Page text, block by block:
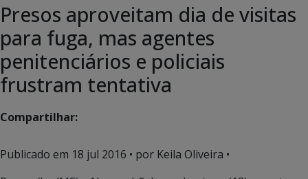
Presos aproveitam dia de visitas
para fuga, mas agentes
penitenciários e policiais
frustram tentativa
Compartilhar:
Publicado em 18 jul 2016 • por Keila Oliveira •